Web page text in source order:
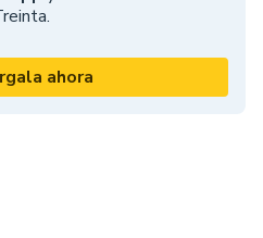
ahora